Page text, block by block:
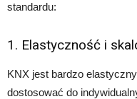
standardu:
1. Elastyczność i
KNX jest bardzo
dostosować do